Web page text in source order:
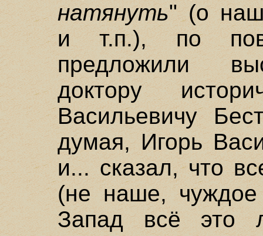
натянуть" (о
и т.п.), по
предложили
доктору
Васильевичу
думая, Игорь
и... сказал, что
(не наше,
Запад всё это